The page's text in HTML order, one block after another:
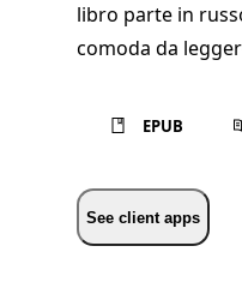
libro parte in
comoda da
EPUB
See client apps